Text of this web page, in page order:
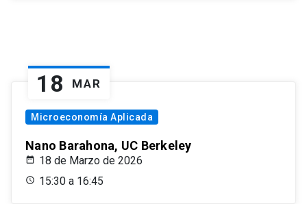
18 MAR
Microeconomía Aplicada
Nano Barahona, UC Berkeley
18 de Marzo de 2026
15:30 a 16:45